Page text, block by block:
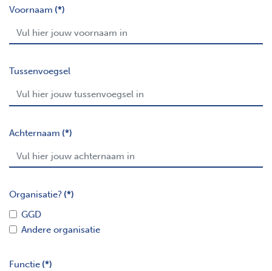
Voornaam (*)
Tussenvoegsel
Achternaam (*)
Organisatie? (*)
GGD
Andere organisatie
Functie (*)